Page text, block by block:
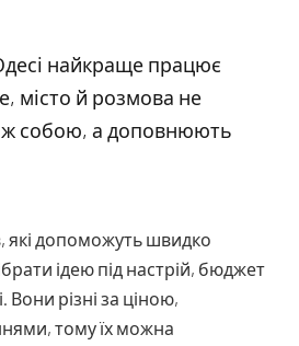
найкраще працює
місто й розмова не
собою, а доповнюють
які допоможуть швидко
ідею під настрій, бюджет
Вони різні за ціною,
тому їх можна